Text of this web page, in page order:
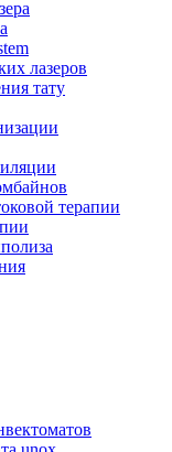
лазеров
тату
терапии